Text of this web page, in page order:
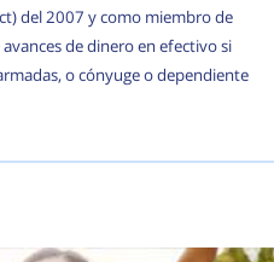
del 2007 y como miembro de
de dinero en efectivo si
o cónyuge o dependiente